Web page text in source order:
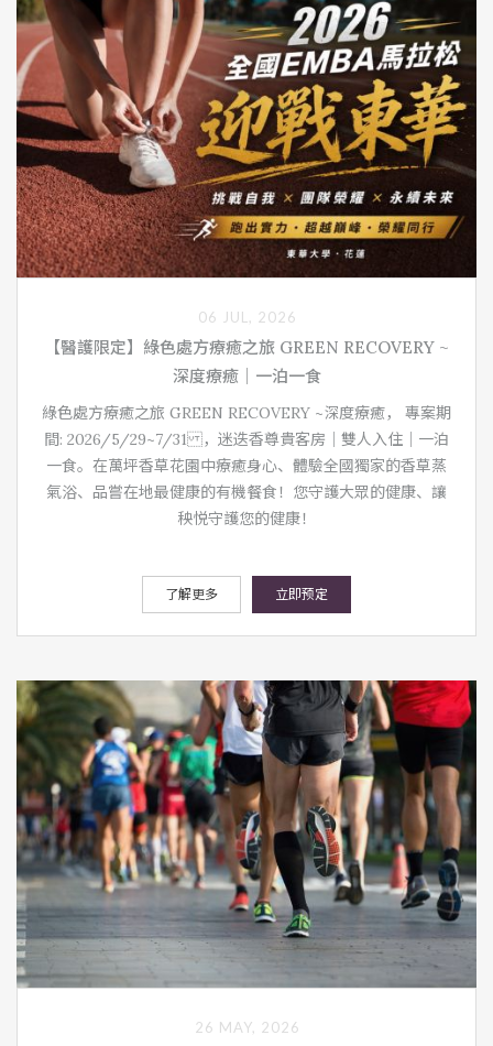
【醫護限定】綠色處方療癒之旅 GREEN RECOVERY ~
深度療癒｜一泊一食
綠色處方療癒之旅 GREEN RECOVERY ~深度療癒， 專案期
間: 2026/5/29~7/31 ，迷迭香尊貴客房｜雙人入住｜一泊
一食。在萬坪香草花園中療癒身心、體驗全國獨家的香草蒸
氣浴、品嘗在地最健康的有機餐食！您守護大眾的健康、讓
秧悦守護您的健康！
06 JUL, 2026
了解更多 立即预定
26 MAY, 2026